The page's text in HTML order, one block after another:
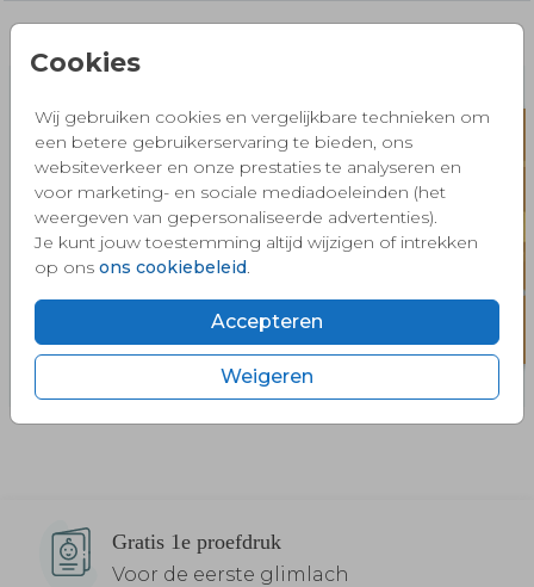
Cookies
Wij gebruiken cookies en vergelijkbare technieken om
een betere gebruikerservaring te bieden, ons
websiteverkeer en onze prestaties te analyseren en
voor marketing- en sociale mediadoeleinden (het
weergeven van gepersonaliseerde advertenties).
Je kunt jouw toestemming altijd wijzigen of intrekken
op ons ons cookiebeleid.
Accepteren
Weigeren
Gratis 1e proefdruk
Voor de eerste glimlach